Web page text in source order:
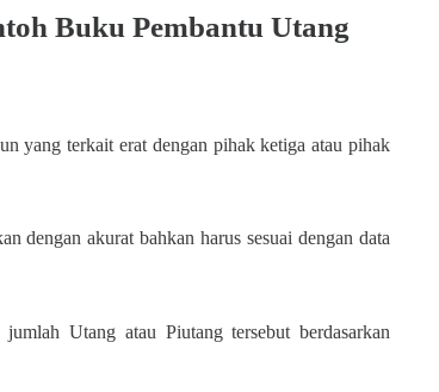
Buku Pembantu Utang
yang terkait erat dengan pihak ketiga atau pihak
dengan akurat bahkan harus sesuai dengan data
Utang atau Piutang tersebut berdasarkan